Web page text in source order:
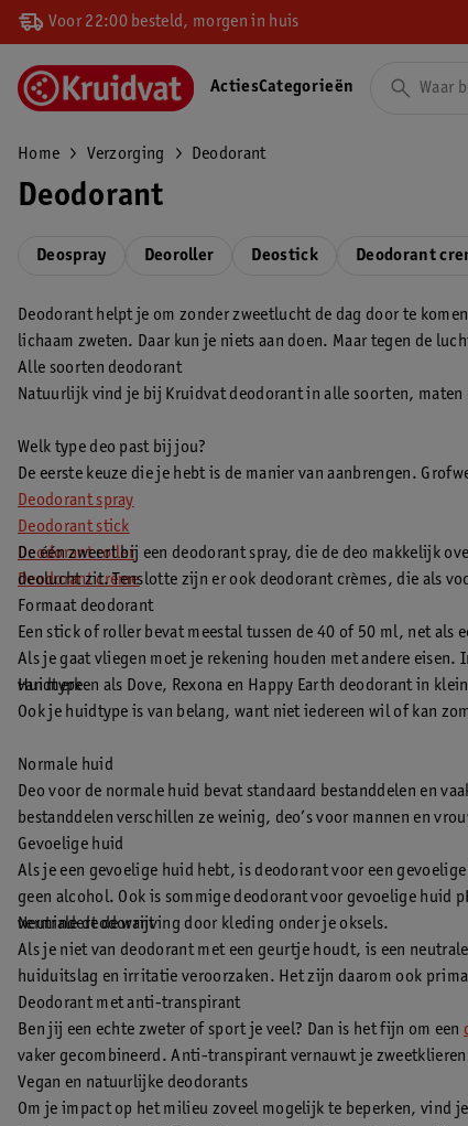
Voor 22:00 besteld, morgen in huis
ActiesCategorieën
Home Verzorging Deodorant
Deodorant
Deospray Deoroller Deostick Deodorant
Deodorant helpt je om zonder zweetlucht de dag door te
lichaam zweten. Daar kun je niets aan doen. Maar tegen de
Alle soorten deodorant
Natuurlijk vind je bij Kruidvat deodorant in alle soorten,
Welk type deo past bij jou?
De eerste keuze die je hebt is de manier van aanbrengen.
Deodorant spray
Deodorant stick
Deodorant roller
Deodorant crème
De één zweert bij een deodorant spray, die de deo makkelijk
deolucht zit. Tenslotte zijn er ook deodorant crèmes, die als
Formaat deodorant
Een stick of roller bevat meestal tussen de 40 of 50 ml, net
Als je gaat vliegen moet je rekening houden met andere
van merken als Dove, Rexona en Happy Earth deodorant in
Huidtype
Ook je huidtype is van belang, want niet iedereen wil of kan
Normale huid
Deo voor de normale huid bevat standaard bestanddelen en
bestanddelen verschillen ze weinig, deo’s voor mannen en
Gevoelige huid
Als je een gevoelige huid hebt, is deodorant voor een
geen alcohol. Ook is sommige deodorant voor gevoelige huid
vermindert de wrijving door kleding onder je oksels.
Neutrale deodorant
Als je niet van deodorant met een geurtje houdt, is een
huiduitslag en irritatie veroorzaken. Het zijn daarom ook
Deodorant met anti-transpirant
Ben jij een echte zweter of sport je veel? Dan is het fijn om een
vaker gecombineerd. Anti-transpirant vernauwt je
Vegan en natuurlijke deodorants
Om je impact op het milieu zoveel mogelijk te beperken, vind